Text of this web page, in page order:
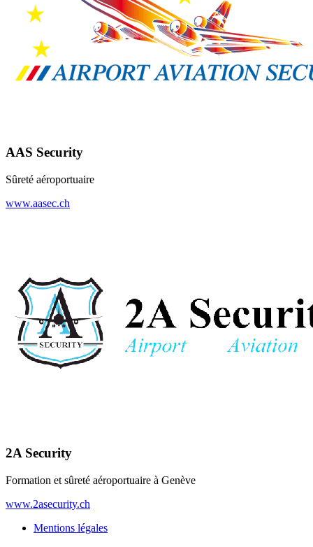
AAS Security
Sûreté aéroportuaire
www.aasec.ch
2A Security
Formation et sûreté aéroportuaire à Genève
www.2asecurity.ch
Mentions légales